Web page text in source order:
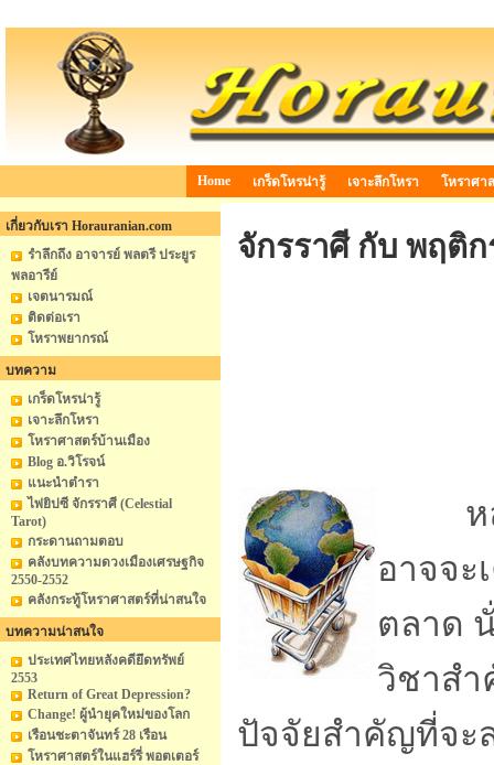
Home เกร็ดโหรน่ารู้ เจาะลึกโหรา โหราศา
เกี่ยวกับเรา Horauranian.com
รำลึกถึง อาจารย์ พลตรี ประยูร
พลอารีย์
เจตนารมณ์
ติดต่อเรา
โหราพยากรณ์
บทความ
เกร็ดโหรน่ารู้
เจาะลึกโหรา
โหราศาสตร์บ้านเมือง
Blog อ.วิโรจน์
แนะนำตำรา
ไพ่ยิปซี จักรราศี (Celestial
Tarot)
กระดานถามตอบ
คลังบทความดวงเมืองเศรษฐกิจ
2550-2552
คลังกระทู้โหราศาสตร์ที่น่าสนใจ
บทความน่าสนใจ
ประเทศไทยหลังคดียึดทรัพย์
2553
Return of Great Depression?
Change! ผู้นำยุคใหม่ของโลก
เรือนชะตาจันทร์ 28 เรือน
โหราศาสตร์ในแฮร์รี่ พอตเตอร์
จักรราศี กับ พฤติ
หลา
อาจจะ
ตลาด
วิชาสำ
ปัจจัยสำคัญที่จะ